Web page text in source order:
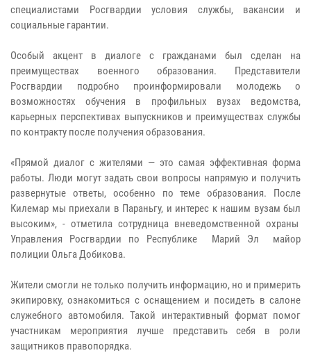
специалистами Росгвардии условия службы, вакансии и
социальные гарантии.
Особый акцент в диалоге с гражданами был сделан на
преимуществах военного образования. Представители
Росгвардии подробно проинформировали молодежь о
возможностях обучения в профильных вузах ведомства,
карьерных перспективах выпускников и преимуществах службы
по контракту после получения образования.
«Прямой диалог с жителями — это самая эффективная форма
работы. Люди могут задать свои вопросы напрямую и получить
развернутые ответы, особенно по теме образования. После
Килемар мы приехали в Параньгу, и интерес к нашим вузам был
высоким», - отметила сотрудница вневедомственной охраны
Управления Росгвардии по Республике Марий Эл майор
полиции Ольга Добикова.
Жители смогли не только получить информацию, но и примерить
экипировку, ознакомиться с оснащением и посидеть в салоне
служебного автомобиля. Такой интерактивный формат помог
участникам мероприятия лучше представить себя в роли
защитников правопорядка.